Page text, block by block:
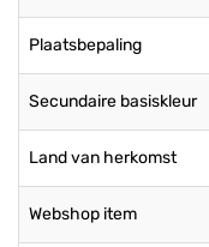
Plaatsbepaling
Secundaire basiskleur
Land van herkomst
Webshop item